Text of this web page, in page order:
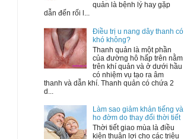
quản là bệnh lý hay gặp
dẫn đến rối l...
Điều trị u nang dây thanh có
khó không?
Thanh quản là một phần
của đường hô hấp trên nằm
trên khí quản và ở dưới hầu
có nhiệm vụ tạo ra âm
thanh và dẫn khí. Thanh quản có chứa 2
d...
Làm sao giảm khản tiếng và
ho đờm do thay đổi thời tiết
Thời tiết giao mùa là điều
kiện thuận lợi cho các triệu